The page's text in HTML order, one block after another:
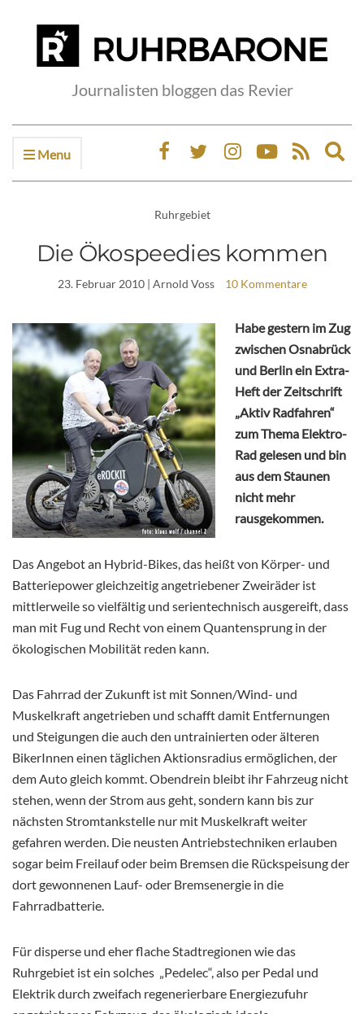
Journalisten bloggen das Revier
Menu
Ruhrgebiet
Die Ökospeedies kommen
23. Februar 2010| Arnold Voss 10 Kommentare
Habe gestern im Zug
zwischen Osnabrück
und Berlin ein Extra-
Heft der Zeitschrift
„Aktiv Radfahren“
zum Thema Elektro-
Rad gelesen und bin
aus dem Staunen
nicht mehr
rausgekommen.
Das Angebot an Hybrid-Bikes, das heißt von Körper- und
Batteriepower gleichzeitig angetriebener Zweiräder ist
mittlerweile so vielfältig und serientechnisch ausgereift, dass
man mit Fug und Recht von einem Quantensprung in der
ökologischen Mobilität reden kann.
Das Fahrrad der Zukunft ist mit Sonnen/Wind- und
Muskelkraft angetrieben und schafft damit Entfernungen
und Steigungen die auch den untrainierten oder älteren
BikerInnen einen täglichen Aktionsradius ermöglichen, der
dem Auto gleich kommt. Obendrein bleibt ihr Fahrzeug nicht
stehen, wenn der Strom aus geht, sondern kann bis zur
nächsten Stromtankstelle nur mit Muskelkraft weiter
gefahren werden. Die neusten Antriebstechniken erlauben
sogar beim Freilauf oder beim Bremsen die Rückspeisung der
dort gewonnenen Lauf- oder Bremsenergie in die
Fahrradbatterie.
Für disperse und eher flache Stadtregionen wie das
Ruhrgebiet ist ein solches „Pedelec“, also per Pedal und
Elektrik durch zweifach regenerierbare Energiezufuhr